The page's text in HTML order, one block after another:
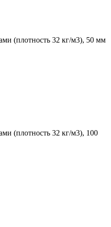
(плотность 32 кг/м3), 50 мм
(плотность 32 кг/м3), 100